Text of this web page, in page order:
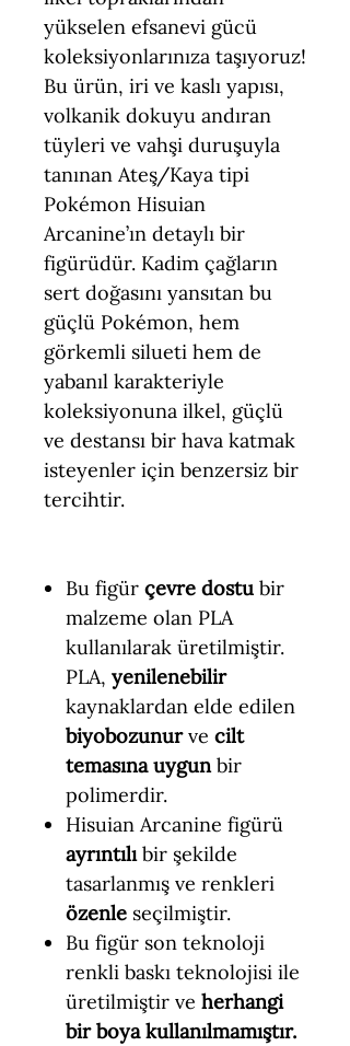
yükselen efsanevi gücü
koleksiyonlarınıza taşıyoruz!
Bu ürün, iri ve kaslı yapısı,
volkanik dokuyu andıran
tüyleri ve vahşi duruşuyla
tanınan Ateş/Kaya tipi
Pokémon Hisuian
Arcanine’ın detaylı bir
figürüdür. Kadim çağların
sert doğasını yansıtan bu
güçlü Pokémon, hem
görkemli silueti hem de
yabanıl karakteriyle
koleksiyonuna ilkel, güçlü
ve destansı bir hava katmak
isteyenler için benzersiz bir
tercihtir.
Bu figür çevre dostu bir
malzeme olan PLA
kullanılarak üretilmiştir.
PLA, yenilenebilir
kaynaklardan elde edilen
biyobozunurve cilt
temasına uygunbir
polimerdir.
Hisuian Arcanine figürü
ayrıntılıbir şekilde
tasarlanmış ve renkleri
özenle seçilmiştir.
Bu figür son teknoloji
renkli baskı teknolojisi ile
üretilmiştir ve herhangi
bir boya kullanılmamıştır.